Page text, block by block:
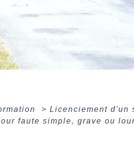
> Licenciement d'un
faute simple, grave ou